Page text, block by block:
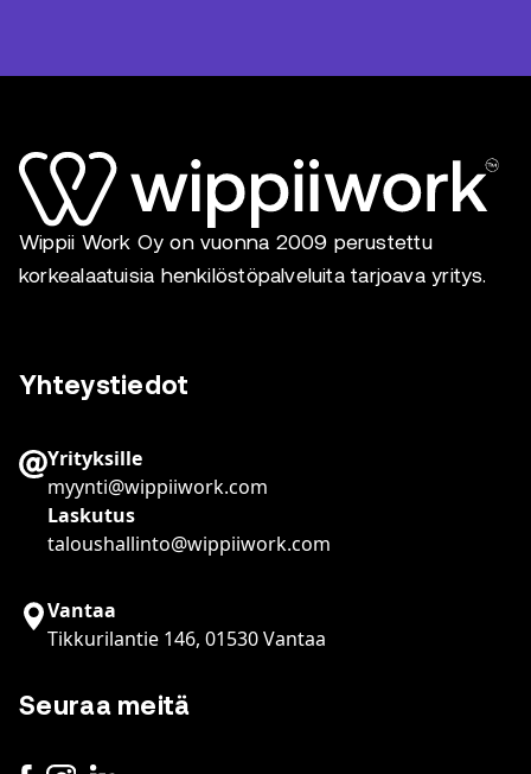
Wippii Work Oy on vuonna 2009 perustettu
korkealaatuisia henkilöstöpalveluita tarjoava yritys.
Yhteystiedot
Yrityksille
myynti@wippiiwork.com
Laskutus
taloushallinto@wippiiwork.com
Vantaa
Tikkurilantie 146, 01530 Vantaa
Seuraa meitä